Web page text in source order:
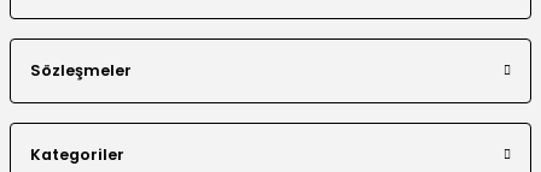
Boncuklu Dantel Aplike Detaylı Abaya Takım
Sözleşmeler
Kategoriler